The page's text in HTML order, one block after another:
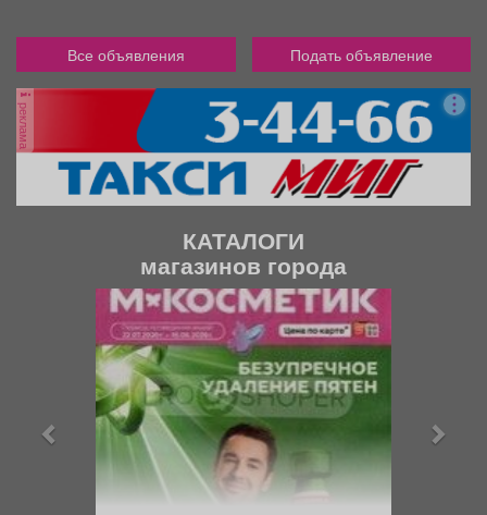
Все объявления Подать объявление
реклама
КАТАЛОГИ
магазинов города